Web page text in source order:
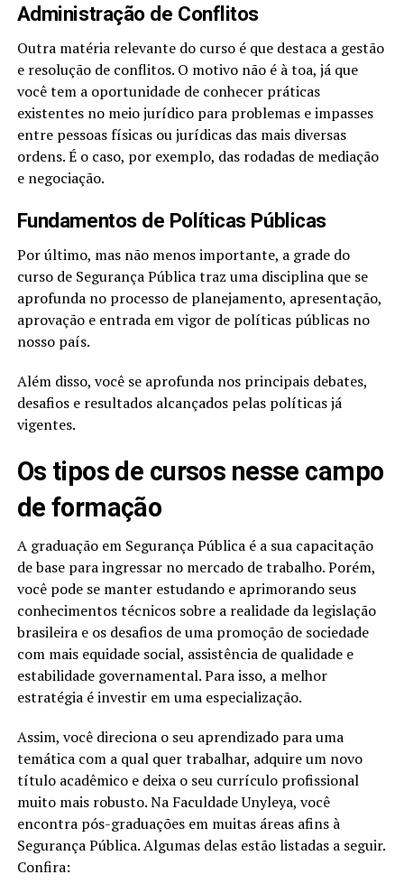
Administração de Conflitos
Outra matéria relevante do curso é que destaca a gestão
e resolução de conflitos. O motivo não é à toa, já que
você tem a oportunidade de conhecer práticas
existentes no meio jurídico para problemas e impasses
entre pessoas físicas ou jurídicas das mais diversas
ordens. É o caso, por exemplo, das rodadas de mediação
e negociação.
Fundamentos de Políticas Públicas
Por último, mas não menos importante, a grade do
curso de Segurança Pública traz uma disciplina que se
aprofunda no processo de planejamento, apresentação,
aprovação e entrada em vigor de políticas públicas no
nosso país.
Além disso, você se aprofunda nos principais debates,
desafios e resultados alcançados pelas políticas já
vigentes.
Os tipos de cursos nesse campo
de formação
A graduação em Segurança Pública é a sua capacitação
de base para ingressar no mercado de trabalho. Porém,
você pode se manter estudando e aprimorando seus
conhecimentos técnicos sobre a realidade da legislação
brasileira e os desafios de uma promoção de sociedade
com mais equidade social, assistência de qualidade e
estabilidade governamental. Para isso, a melhor
estratégia é investir em uma especialização.
Assim, você direciona o seu aprendizado para uma
temática com a qual quer trabalhar, adquire um novo
título acadêmico e deixa o seu currículo profissional
muito mais robusto. Na Faculdade Unyleya, você
encontra pós-graduações em muitas áreas afins à
Segurança Pública. Algumas delas estão listadas a seguir.
Confira: